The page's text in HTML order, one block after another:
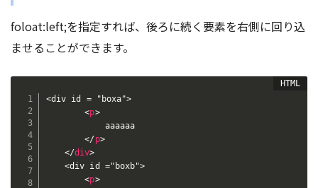
foloat:left;を指定すれば、後ろに続く要素を右側に回り込
ませることができます。
<div id = "boxa">
<p>
            aaaaaa
</ p>
</div>
    <div id ="boxb">
<p>